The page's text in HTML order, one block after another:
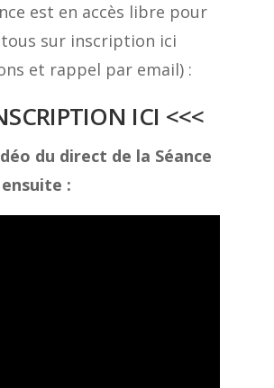
est en accès libre pour
sur inscription ici
et rappel par email) :
ICI <<<
du direct de la Séance
: